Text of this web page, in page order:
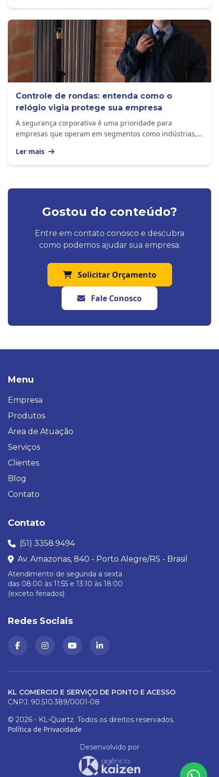
Controle de rondas: entenda como o
relógio vigia protege sua empresa
A segurança corporativa é uma prioridade para
empresas que operam em segmentos como indústrias,
Ler mais
Gostou do conteúdo?
Entre em contato conosco e descubra
como podemos ajudar sua empresa.
Solicitar Orçamento
Fale Conosco
Menu
Empresa
Produtos
Área de Atuação
Serviços
Clientes
Blog
Contato
Contato
(51) 3358.9494
Av. Amazonas, 840 - Porto Alegre/RS - Brasil
Atendimento de segunda a sexta
das 08:00 às 11:55 e 13:10 às 18:00
(exceto feriados)
Redes Sociais
KL COMERCIO E SERVIÇO DE PONTO E ACESSO
CNPJ: 90.510.389/0001-08
© 2026 - KL-Quartz. Todos os direitos reservados.
Política de Privacidade
Desenvolvido por